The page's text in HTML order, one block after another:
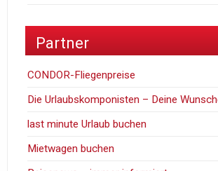
Partner
CONDOR-Fliegenpreise
Die Urlaubskomponisten – Deine
last minute Urlaub buchen
Mietwagen buchen